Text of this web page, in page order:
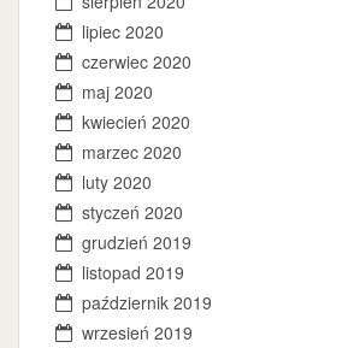
lipiec 2020
czerwiec 2020
maj 2020
kwiecień 2020
marzec 2020
luty 2020
styczeń 2020
grudzień 2019
listopad 2019
październik 2019
wrzesień 2019